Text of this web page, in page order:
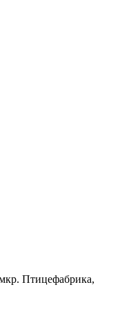
Птицефабрика,